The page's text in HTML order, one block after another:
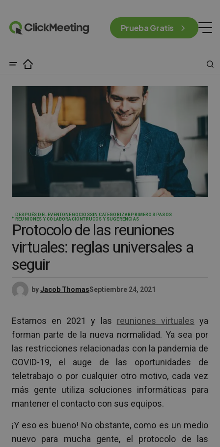
Prueba Gratis
DESPUÉS DEL EVENTO NEGOCIOSSIN CATEGORIZAR PRIMEROS PASOS
REUNIONES Y COLABORACIÓNTRUCOS Y SUGERENCIAS
Protocolo de las reuniones
virtuales: reglas universales a
seguir
byJacob ThomasSeptiembre 24, 2021
Estamos en 2021 y las reuniones virtuales ya
forman parte de la nueva normalidad. Ya sea por
las restricciones relacionadas con la pandemia de
COVID-19, el auge de las oportunidades de
teletrabajo o por cualquier otro motivo, cada vez
más gente utiliza soluciones informáticas para
mantener el contacto con sus equipos.
¡Y eso es bueno! No obstante, como es un medio
nuevo para mucha gente, el protocolo de las